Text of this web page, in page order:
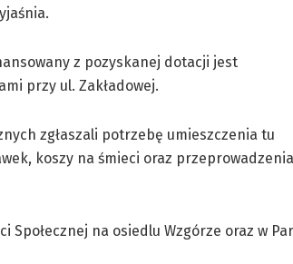
z pozyskanej dotacji jest
przy ul. Zakładowej.
zgłaszali potrzebę umieszczenia tu
koszy na śmieci oraz przeprowadzenia
na osiedlu Wzgórze oraz w